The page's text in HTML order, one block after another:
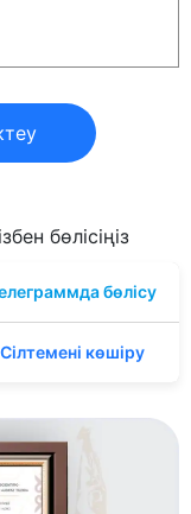
бөлісіңіз
бөлісу
Сілтемені көшіру